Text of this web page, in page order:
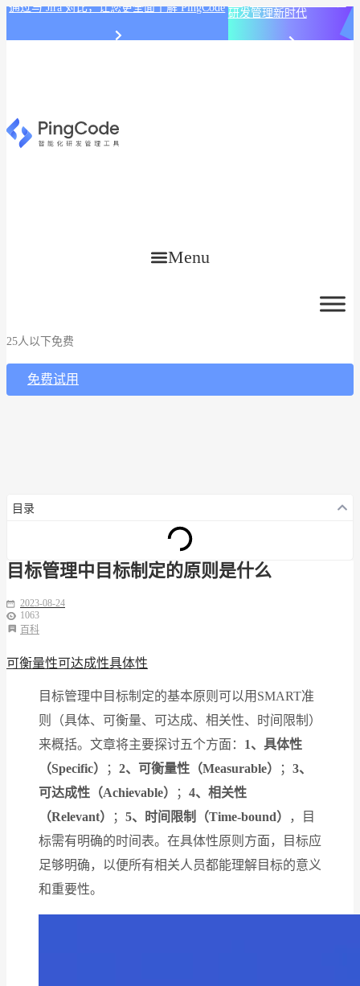
通过与 Jira 对比，让您更全面了解 PingCode 研发管理新时代
Menu
25人以下免费
免费试用
目录
目标管理中目标制定的原则是什么
2023-08-24
1063
百科
可衡量性可达成性具体性
目标管理中目标制定的基本原则可以用SMART准
则（具体、可衡量、可达成、相关性、时间限制）
来概括。文章将主要探讨五个方面： 1、具体性
（Specific）
； 2、可衡量性（Measurable） ； 3、
可达成性（Achievable）
； 4、相关性
（Relevant）
； 5、时间限制（Time-bound）
，目
标需有明确的时间表。在具体性原则方面，目标应
足够明确，以便所有相关人员都能理解目标的意义
和重要性。